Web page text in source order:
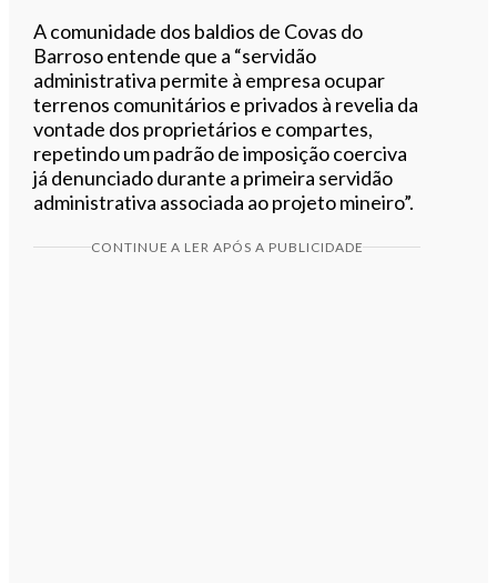
A comunidade dos baldios de Covas do
Barroso entende que a “servidão
administrativa permite à empresa ocupar
terrenos comunitários e privados à revelia da
vontade dos proprietários e compartes,
repetindo um padrão de imposição coerciva
já denunciado durante a primeira servidão
administrativa associada ao projeto mineiro”.
CONTINUE A LER APÓS A PUBLICIDADE